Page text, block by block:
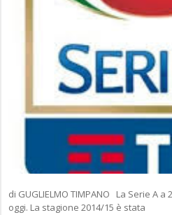
di GUGLIELMO TIMPANO La Serie A
oggi. La stagione 2014/15 è stata